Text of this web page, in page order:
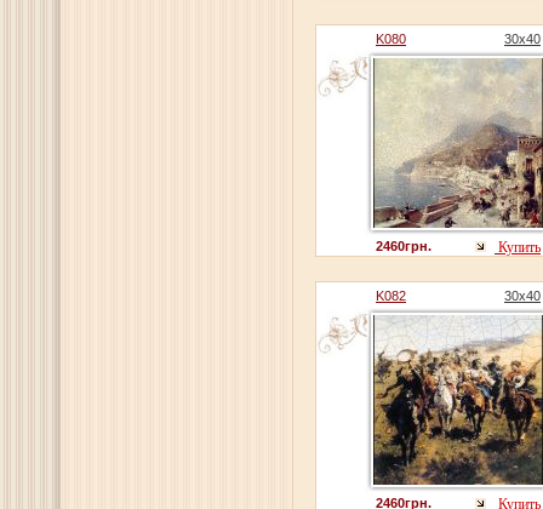
K080 30x40
2460грн. Купить
K082 30x40
2460грн. Купить